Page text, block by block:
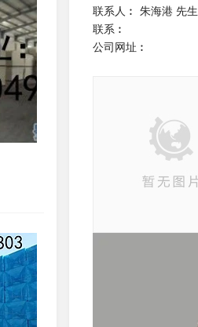
联系人︰ 朱海港 先
联系︰
公司网址︰